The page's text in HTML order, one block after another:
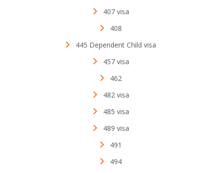
407 visa
408
445 Dependent Child visa
457 visa
462
482 visa
485 visa
489 visa
491
494